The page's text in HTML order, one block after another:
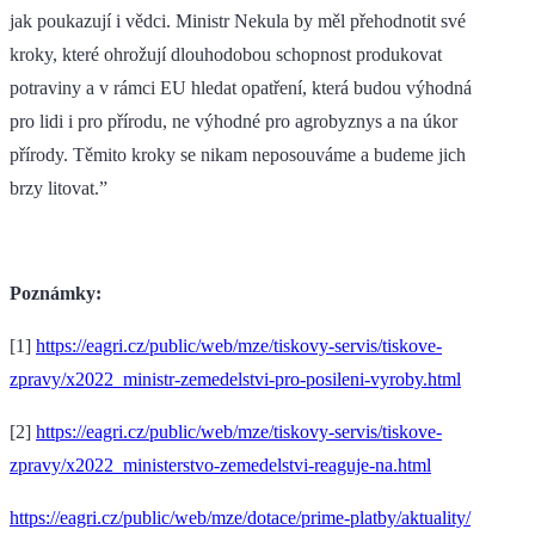
jak poukazují i vědci. Ministr Nekula by měl přehodnotit své
kroky, které ohrožují dlouhodobou schopnost produkovat
potraviny a v rámci EU hledat opatření, která budou výhodná
pro lidi i pro přírodu, ne výhodné pro agrobyznys a na úkor
přírody. Těmito kroky se nikam neposouváme a budeme jich
brzy litovat.”
Poznámky:
[1] https://eagri.cz/public/web/mze/tiskovy-servis/tiskove-
zpravy/x2022_ministr-zemedelstvi-pro-posileni-vyroby.html
[2] https://eagri.cz/public/web/mze/tiskovy-servis/tiskove-
zpravy/x2022_ministerstvo-zemedelstvi-reaguje-na.html
https://eagri.cz/public/web/mze/dotace/prime-platby/aktuality/